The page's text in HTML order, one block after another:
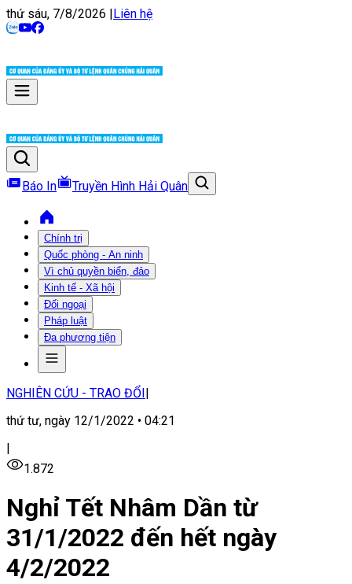
thứ sáu, 7/8/2026 |Liên hệ
Báo In Truyền Hình Hải Quân
Chính trị
Quốc phòng - An ninh
Vì chủ quyền biển, đảo
Kinh tế - Xã hội
Đối ngoại
Pháp luật
Đa phương tiện
NGHIÊN CỨU - TRAO ĐỔI|
thứ tư, ngày 12/1/2022 • 04:21
|
1.872
Nghỉ Tết Nhâm Dần từ
31/1/2022 đến hết ngày
4/2/2022